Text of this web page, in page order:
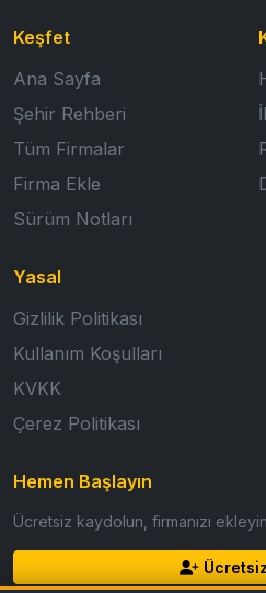
Keşfet
Ana Sayfa
Şehir Rehberi
Tüm Firmalar
Firma Ekle
Sürüm Notları
Yasal
Gizlilik Politikası
Kullanım Koşulları
KVKK
Çerez Politikası
Hemen Başlayın
Ücretsiz kaydolun, firmanızı